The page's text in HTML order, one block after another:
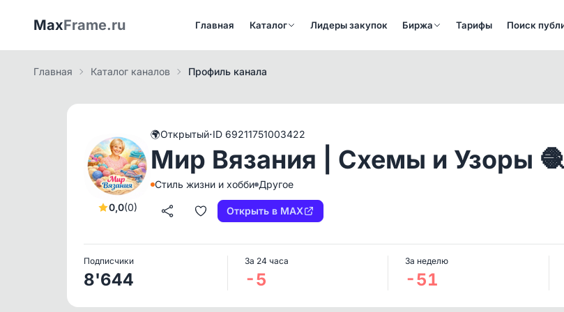
MaxFrame.ru Главная Каталог Лидеры закупок Биржа Тарифы Поиск
Главная Каталог каналов Профиль канала
0,0(0)
🌍Открытый·ID 69211751003422
Мир Вязания | Схемы и Узоры 🧶
Стиль жизни и хобби Другое
Открыть в MAX
Подписчики
8'644
За 24 часа
-5
За неделю
-51